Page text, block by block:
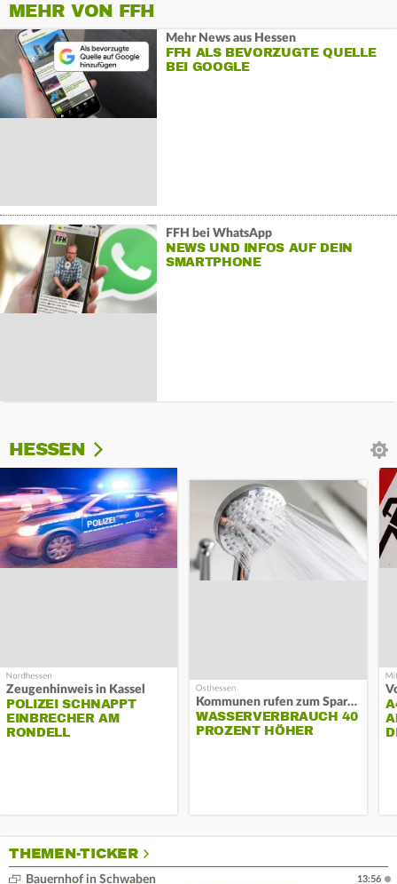
MEHR VON FFH
Mehr News aus Hessen
FFH ALS BEVORZUGTE QUELLE
BEI GOOGLE
FFH bei WhatsApp
NEWS UND INFOS AUF DEIN
SMARTPHONE
HESSEN
Zeugenhinweis in Kassel
POLIZEI SCHNAPPT
EINBRECHER AM
RONDELL
Kommunen rufen zum Sparen auf
WASSERVERBRAUCH 40
PROZENT HÖHER
THEMEN-TICKER
Bauernhof in Schwaben
13:56